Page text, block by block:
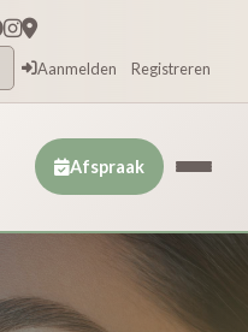
Aanmelden Registreren
Afspraak